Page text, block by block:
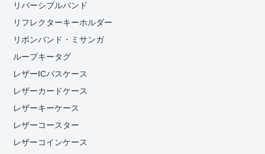
リバーシブルバンド
リフレクターキーホルダー
リボンバンド・ミサンガ
ループキータグ
レザーICパスケース
レザーカードケース
レザーキーケース
レザーコースター
レザーコインケース